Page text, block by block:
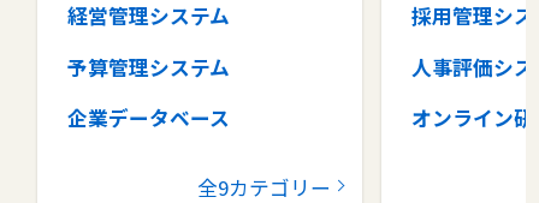
経営管理システム
予算管理システム
企業データベース
全9カテゴリー
採用管理シス
人事評価シ
オンライン研